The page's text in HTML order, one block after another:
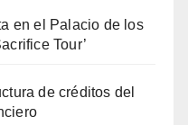
en el Palacio de los
Tour’
de créditos del